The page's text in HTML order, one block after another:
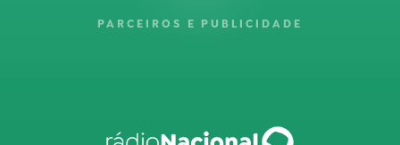
PARCEIROS E PUBLICIDADE